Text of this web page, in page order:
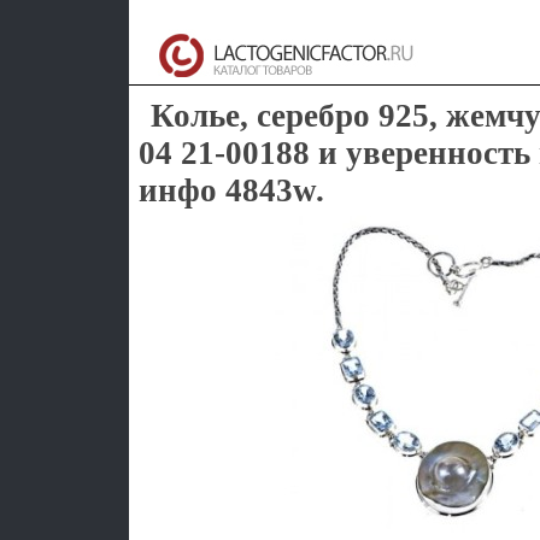
Колье, серебро 925,
04 21-00188 и уверенность
инфо 4843w.